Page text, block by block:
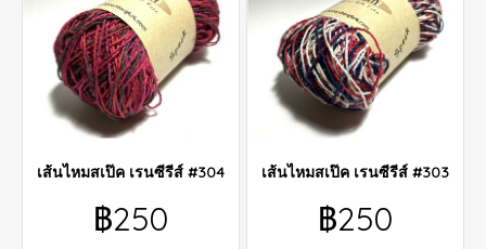
เส้นไหมสเป๊ค เรนซีรีส์ #304
฿250
เส้นไหมสเป๊ค เรนซีรีส์ #303
฿250